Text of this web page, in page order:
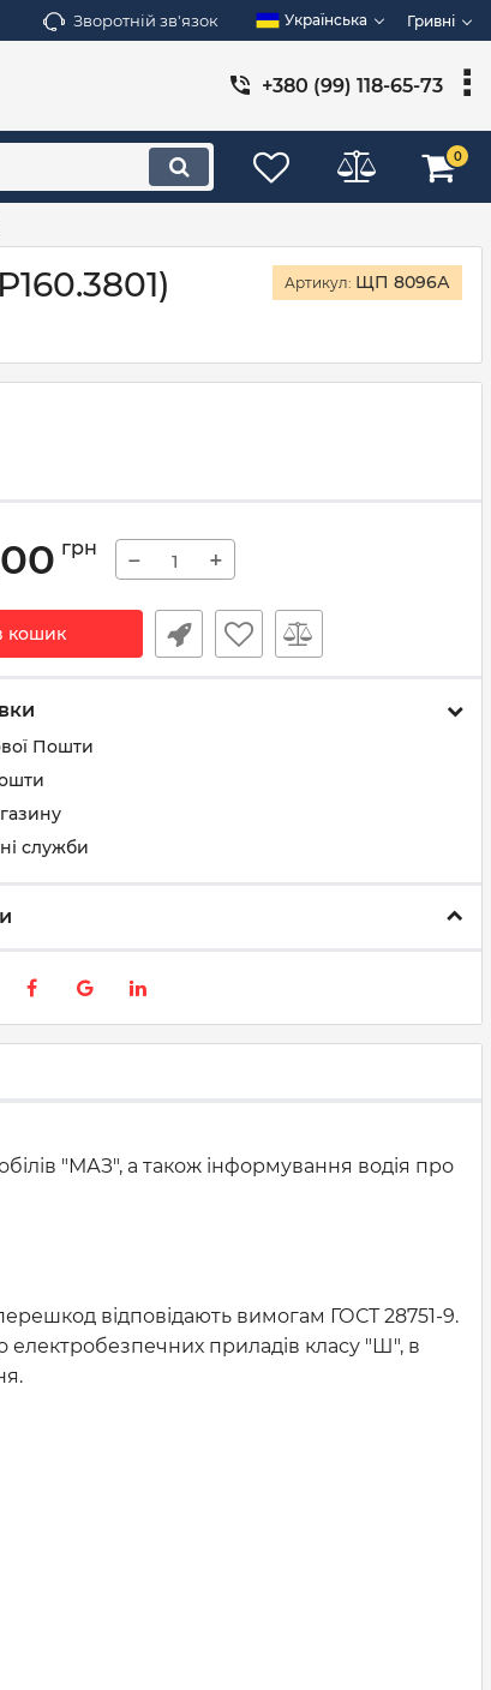
Зворотній зв'язок Українська Гривні
+380 (99) 118-65-73
0
Артикул: ЩП 8096А
грн − +
кошик
Пошти
служби
"МАЗ", а також інформування водія про
відповідають вимогам ГОСТ 28751-9.
електробезпечних приладів класу "Ш", в